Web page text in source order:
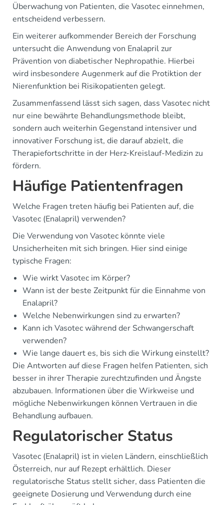
Überwachung von Patienten, die Vasotec einnehmen,
entscheidend verbessern.
Ein weiterer aufkommender Bereich der Forschung
untersucht die Anwendung von Enalapril zur
Prävention von diabetischer Nephropathie. Hierbei
wird insbesondere Augenmerk auf die Protiktion der
Nierenfunktion bei Risikopatienten gelegt.
Zusammenfassend lässt sich sagen, dass Vasotec nicht
nur eine bewährte Behandlungsmethode bleibt,
sondern auch weiterhin Gegenstand intensiver und
innovativer Forschung ist, die darauf abzielt, die
Therapiefortschritte in der Herz-Kreislauf-Medizin zu
fördern.
Häufige Patientenfragen
Welche Fragen treten häufig bei Patienten auf, die
Vasotec (Enalapril) verwenden?
Die Verwendung von Vasotec könnte viele
Unsicherheiten mit sich bringen. Hier sind einige
typische Fragen:
Wie wirkt Vasotec im Körper?
Wann ist der beste Zeitpunkt für die Einnahme von
Enalapril?
Welche Nebenwirkungen sind zu erwarten?
Kann ich Vasotec während der Schwangerschaft
verwenden?
Wie lange dauert es, bis sich die Wirkung einstellt?
Die Antworten auf diese Fragen helfen Patienten, sich
besser in ihrer Therapie zurechtzufinden und Ängste
abzubauen. Informationen über die Wirkweise und
mögliche Nebenwirkungen können Vertrauen in die
Behandlung aufbauen.
Regulatorischer Status
Vasotec (Enalapril) ist in vielen Ländern, einschließlich
Österreich, nur auf Rezept erhältlich. Dieser
regulatorische Status stellt sicher, dass Patienten die
geeignete Dosierung und Verwendung durch eine